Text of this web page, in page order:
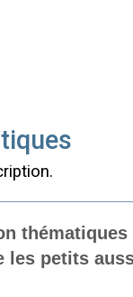
les petits